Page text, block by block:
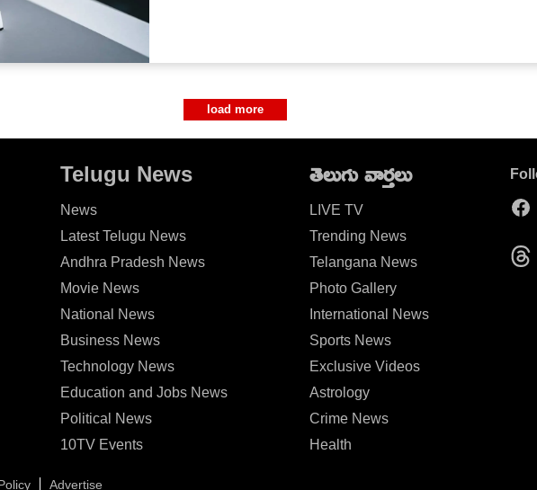
load more
Telugu News
News
Latest Telugu News
Andhra Pradesh News
Movie News
National News
Business News
Technology News
Education and Jobs News
Political News
10TV Events
తెలుగు వార్తలు
LIVE TV
Trending News
Telangana News
Photo Gallery
International News
Sports News
Exclusive Videos
Astrology
Crime News
Health
Advertise